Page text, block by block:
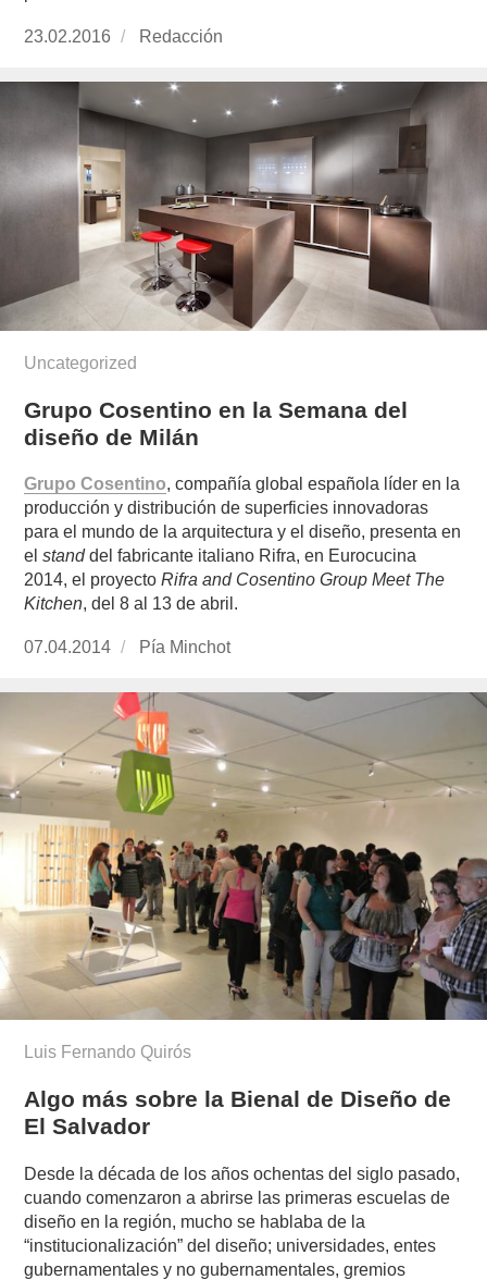
Publicado
23.02.2016 https://www.experimenta.es/author/redaccion/
Redacción
Uncategorized
Grupo Cosentino en la Semana del
diseño de Milán
Grupo Cosentino, compañía global española líder en la
producción y distribución de superficies innovadoras
para el mundo de la arquitectura y el diseño, presenta en
elstanddel fabricante italiano Rifra, en Eurocucina
2014, el proyectoRifra and Cosentino Group Meet The
Kitchen, del 8 al 13 de abril.
Publicado
07.04.2014 https://www.experimenta.es/author/pia/
Pía Minchot
Luis Fernando Quirós
Algo más sobre la Bienal de Diseño de
El Salvador
Desde la década de los años ochentas del siglo pasado,
cuando comenzaron a abrirse las primeras escuelas de
diseño en la región, mucho se hablaba de la
“institucionalización” del diseño; universidades, entes
gubernamentales y no gubernamentales, gremios